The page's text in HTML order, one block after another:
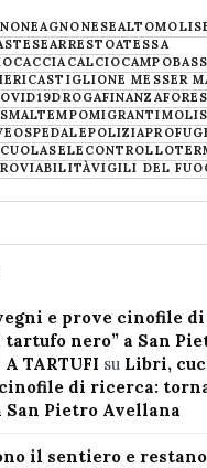
AGNONESE
ARRESTOATESSA
CACCIACALCIO
CASTIGLIONE MESSER
DROGAFINANZA
MALTEMPOMIGRANTI
OSPEDALEPOLIZIA
SELECONTROLLO
VIABILITÀVIGILI DEL
e prove cinofile
nero” a San
TARTUFI su Libri,
di ricerca:
San Pietro Avellana
il sentiero e